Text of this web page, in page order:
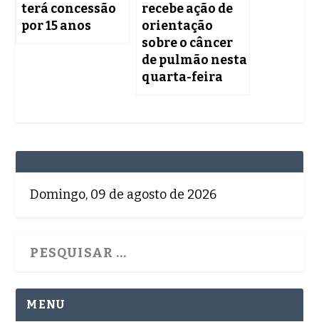
terá concessão
por 15 anos
recebe ação de
orientação
sobre o câncer
de pulmão nesta
quarta-feira
Domingo, 09 de agosto de 2026
MENU